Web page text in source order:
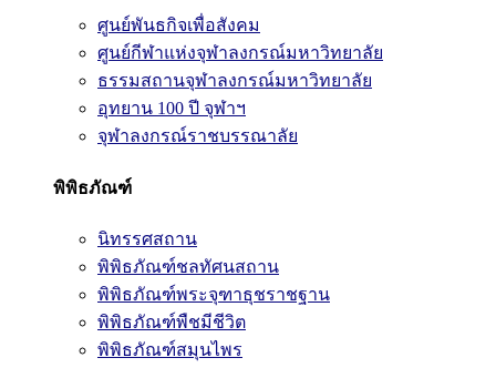
ศูนย์พันธกิจเพื่อสังคม
ศูนย์กีฬาแห่งจุฬาลงกรณ์มหาวิทยาลัย
ธรรมสถานจุฬาลงกรณ์มหาวิทยาลัย
อุทยาน 100 ปี จุฬาฯ
จุฬาลงกรณ์ราชบรรณาลัย
พิพิธภัณฑ์
นิทรรศสถาน
พิพิธภัณฑ์ชลทัศนสถาน
พิพิธภัณฑ์พระจุฑาธุชราชฐาน
พิพิธภัณฑ์พืชมีชีวิต
พิพิธภัณฑ์สมุนไพร